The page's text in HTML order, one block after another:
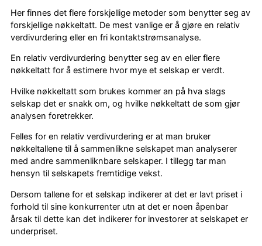
Her finnes det flere forskjellige metoder som benytter seg av
forskjellige nøkkeltatt. De mest vanlige er å gjøre en relativ
verdivurdering eller en fri kontaktstrømsanalyse.
En relativ verdivurdering benytter seg av en eller flere
nøkkeltatt for å estimere hvor mye et selskap er verdt.
Hvilke nøkkeltatt som brukes kommer an på hva slags
selskap det er snakk om, og hvilke nøkkeltatt de som gjør
analysen foretrekker.
Felles for en relativ verdivurdering er at man bruker
nøkkeltallene til å sammenlikne selskapet man analyserer
med andre sammenliknbare selskaper. I tillegg tar man
hensyn til selskapets fremtidige vekst.
Dersom tallene for et selskap indikerer at det er lavt priset i
forhold til sine konkurrenter utn at det er noen åpenbar
årsak til dette kan det indikerer for investorer at selskapet er
underpriset.